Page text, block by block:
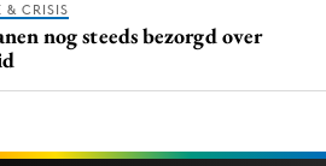
& CRISIS
nog steeds bezorgd over